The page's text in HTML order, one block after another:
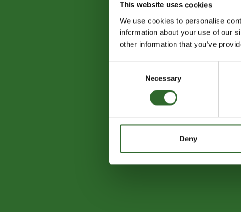
This website uses cookies
We use cookies to personalise
information about your use of our
other information that you’ve
Necessary
Deny